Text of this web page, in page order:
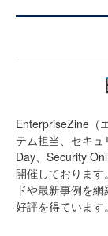
EnterpriseZine（
テム担当、セキ
Day、Security
開催しておりま
ドや最新事例を
好評を得ています。